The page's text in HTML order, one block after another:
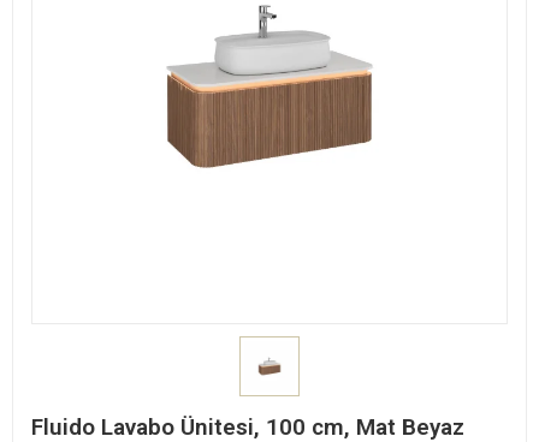
Fluido Lavabo Ünitesi, 100 cm, Mat Beyaz